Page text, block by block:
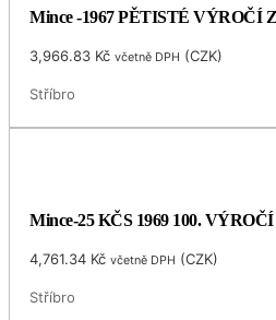
Mince -1967 PĚTISTÉ
3,966.83 Kč včetně DPH (CZK)
Stříbro
Mince-25 KČS 1969 100.
4,761.34 Kč včetně DPH (CZK)
Stříbro